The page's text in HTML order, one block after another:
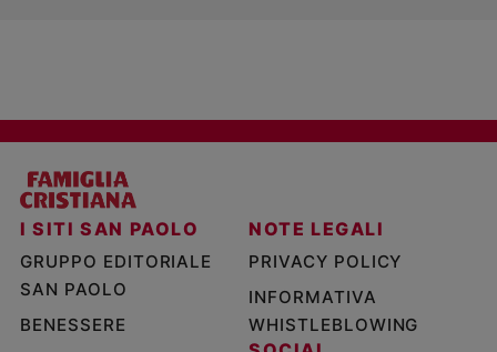
I SITI SAN PAOLO
GRUPPO EDITORIALE
SAN PAOLO
BENESSERE
NOTE LEGALI
PRIVACY POLICY
INFORMATIVA
WHISTLEBLOWING